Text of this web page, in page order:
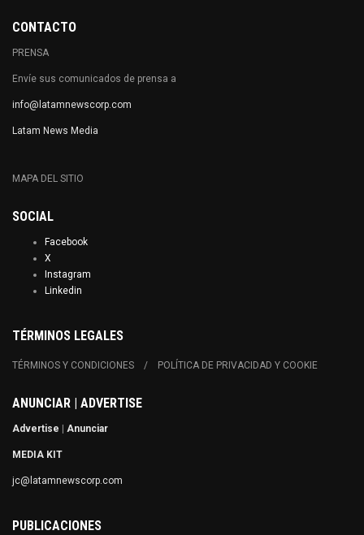
CONTACTO
PRENSA
Envíe sus comunicados de prensa a
info@latamnewscorp.com
Latam News Media
MAPA DEL SITIO
SOCIAL
Facebook
X
Instagram
Linkedin
TÉRMINOS LEGALES
TÉRMINOS Y CONDICIONES POLÍTICA DE PRIVACIDAD Y COOKIE
ANUNCIAR | ADVERTISE
Advertise Anunciar
MEDIA KIT
jc@latamnewscorp.com
PUBLICACIONES